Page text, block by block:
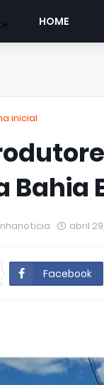
HOME
inicial
Bahia
abril
Facebook